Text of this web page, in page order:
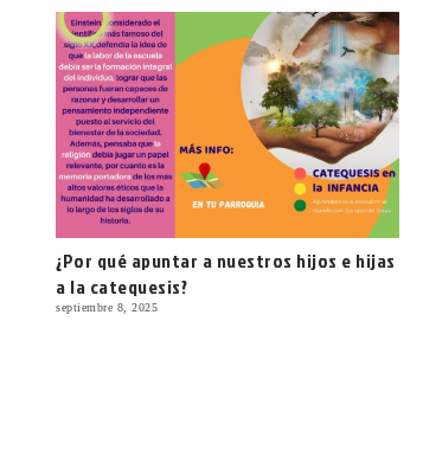
¿Por qué apuntar a nuestros hijos e hijas
a la catequesis?
septiembre 8, 2025